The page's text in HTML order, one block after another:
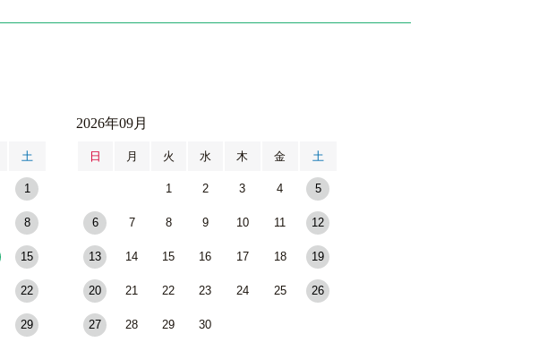
土
1
8
15
22
29
2026年09月
日 月 火 水 木 金 土
1 2 3 4 5
6 7 8 9 10 11 12
13 14 15 16 17 18 19
20 21 22 23 24 25 26
27 28 29 30